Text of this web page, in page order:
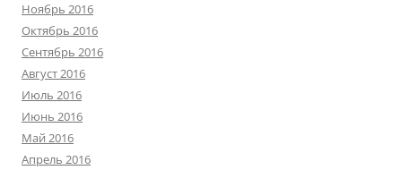
Ноябрь 2016
Октябрь 2016
Сентябрь 2016
Август 2016
Июль 2016
Июнь 2016
Май 2016
Апрель 2016